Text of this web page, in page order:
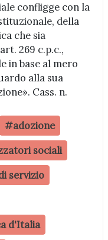
confligge con la
della
che sia
269 c.p.c.,
in base al mero
alla sua
Cass. n.
#adozione
sociali
servizio
d'Italia